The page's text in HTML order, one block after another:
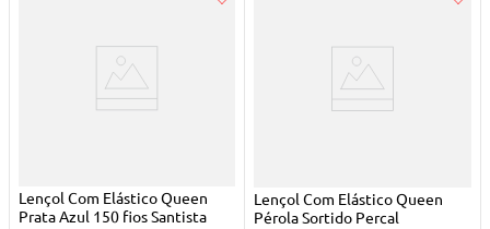
Lençol Com Elástico Queen
Prata Azul 150 fios Santista
Lençol Com Elástico Queen
Pérola Sortido Percal